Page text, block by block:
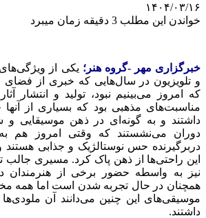
۱۴۰۴/۰۳/۱۶
خواندن این مطلب 3 دقیقه زمان میبرد
خبرگزاری مهر -گروه هنر؛ یکی از
و تلویزیون در سال‌هایی که خبری از
که امروز می‌بینیم نبود، تولید و انتشار
مناسبت‌های مذهبی بود که بسیاری از
داشتند و به گونه‌ای در ذهن موسیقایی و
دوران می‌نشستند که وقتی امروز هم
دربرگیرنده حس نوستالژیک و جذابی هستند
این راحتی‌ها از ذهن پاک کرد. مسیری جالب
نیز به واسطه حضور برخی از هنرمندان
همچنان در حال تجربه شدن است اما همه
موسیقی‌های این چنین می‌دانند آن
داشتند.